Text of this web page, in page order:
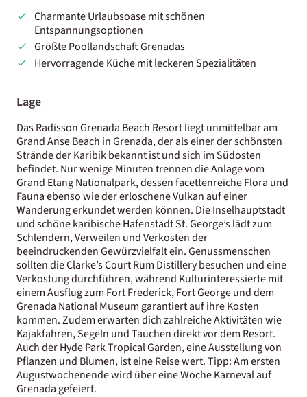
Charmante Urlaubsoase mit schönen
Entspannungsoptionen
Größte Poollandschaft Grenadas
Hervorragende Küche mit leckeren Spezialitäten
Lage
Das Radisson Grenada Beach Resort liegt unmittelbar am
Grand Anse Beach in Grenada, der als einer der schönsten
Strände der Karibik bekannt ist und sich im Südosten
befindet. Nur wenige Minuten trennen die Anlage vom
Grand Etang Nationalpark, dessen facettenreiche Flora und
Fauna ebenso wie der erloschene Vulkan auf einer
Wanderung erkundet werden können. Die Inselhauptstadt
und schöne karibische Hafenstadt St. George’s lädt zum
Schlendern, Verweilen und Verkosten der
beeindruckenden Gewürzvielfalt ein. Genussmenschen
sollten die Clarke’s Court Rum Distillery besuchen und eine
Verkostung durchführen, während Kulturinteressierte mit
einem Ausflug zum Fort Frederick, Fort George und dem
Grenada National Museum garantiert auf ihre Kosten
kommen. Zudem erwarten dich zahlreiche Aktivitäten wie
Kajakfahren, Segeln und Tauchen direkt vor dem Resort.
Auch der Hyde Park Tropical Garden, eine Ausstellung von
Pflanzen und Blumen, ist eine Reise wert. Tipp: Am ersten
Augustwochenende wird über eine Woche Karneval auf
Grenada gefeiert.